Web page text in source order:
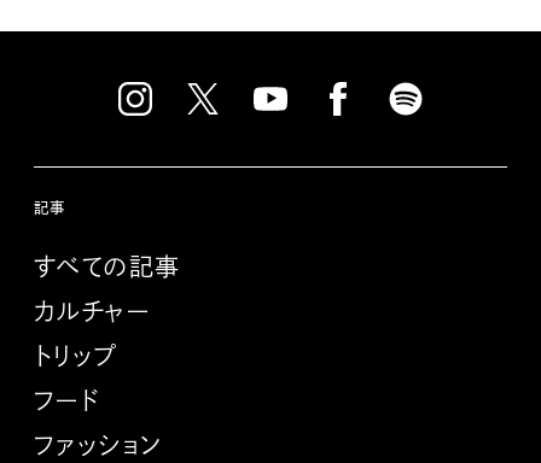
記事
すべての記事
カルチャー
トリップ
フード
ファッション